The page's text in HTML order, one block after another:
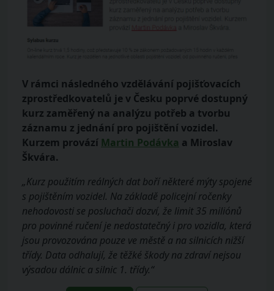
V rámci následného vzdělávání pojišťovacích
zprostředkovatelů je v Česku poprvé dostupný
kurz zaměřený na analýzu potřeb a tvorbu
záznamu z jednání pro pojištění vozidel.
Kurzem provází Martin Podávka a Miroslav
Škvára.
„Kurz použitím reálných dat boří některé mýty spojené
s pojištěním vozidel. Na základě policejní ročenky
nehodovosti se posluchači dozví, že limit 35 miliónů
pro povinné ručení je nedostatečný i pro vozidla, která
jsou provozována pouze ve městě a na silnicích nižší
třídy. Data odhalují, že těžké škody na zdraví nejsou
výsadou dálnic a silnic 1. třídy.“